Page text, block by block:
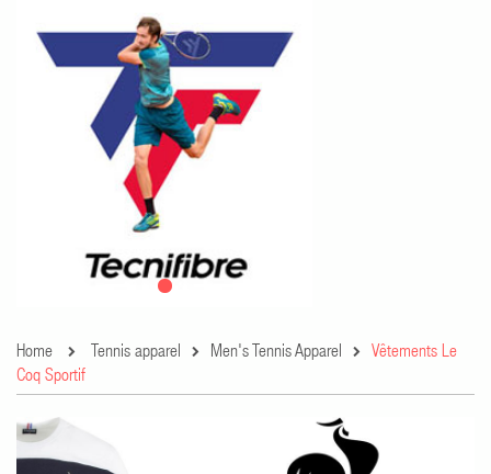
Home Tennis apparel Men's Tennis Apparel
Vêtements Le
Coq Sportif